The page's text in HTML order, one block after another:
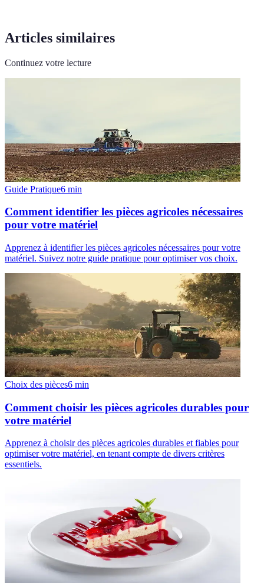
Articles similaires
Continuez votre lecture
Guide Pratique6 min
Comment identifier les pièces agricoles nécessaires
pour votre matériel
Apprenez à identifier les pièces agricoles nécessaires pour votre
matériel. Suivez notre guide pratique pour optimiser vos choix.
Choix des pièces6 min
Comment choisir les pièces agricoles durables pour
votre matériel
Apprenez à choisir des pièces agricoles durables et fiables pour
optimiser votre matériel, en tenant compte de divers critères
essentiels.